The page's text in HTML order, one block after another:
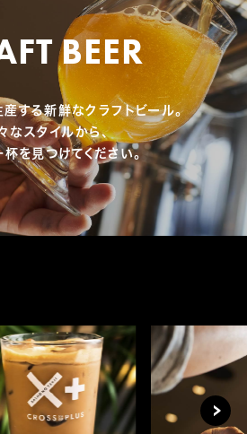
BEER
する新鮮なクラフトビール。
なスタイルから、
を見つけてください。